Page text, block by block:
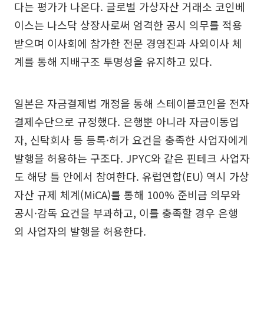
다는 평가가 나온다. 글로벌 가상자산 거래소 코인베
이스는 나스닥 상장사로써 엄격한 공시 의무를 적용
받으며 이사회에 참가한 전문 경영진과 사외이사 체
계를 통해 지배구조 투명성을 유지하고 있다.
일본은 자금결제법 개정을 통해 스테이블코인을 전자
결제수단으로 규정했다. 은행뿐 아니라 자금이동업
자, 신탁회사 등 등록·허가 요건을 충족한 사업자에게
발행을 허용하는 구조다. JPYC와 같은 핀테크 사업자
도 해당 틀 안에서 참여한다. 유럽연합(EU) 역시 가상
자산 규제 체계(MiCA)를 통해 100% 준비금 의무와
공시·감독 요건을 부과하고, 이를 충족할 경우 은행
외 사업자의 발행을 허용한다.